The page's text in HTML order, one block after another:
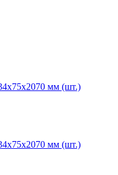
мм (шт.)
мм (шт.)